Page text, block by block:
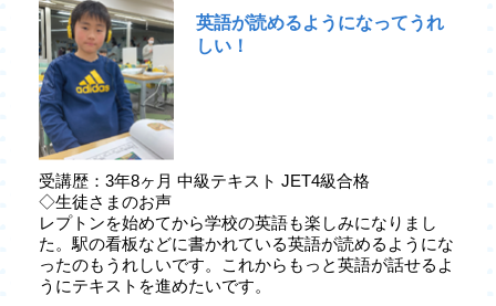
英語が読めるようになってうれ
しい！
受講歴：3年8ヶ月 中級テキスト JET4級合格
◇生徒さまのお声
レプトンを始めてから学校の英語も楽しみになりまし
た。駅の看板などに書かれている英語が読めるようにな
ったのもうれしいです。これからもっと英語が話せるよ
うにテキストを進めたいです。